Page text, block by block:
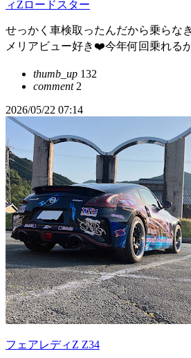
ィZロードスター
せっかく車検取ったんだから乗らな
メリアビュー好き❤️今年何回乗れる
thumb_up 132
comment2
2026/05/22 07:14
フェアレディZ Z34